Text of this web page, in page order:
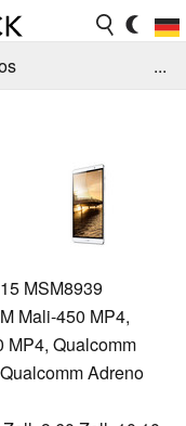
...
MSM8939
Mali-450 MP4,
MP4, Qualcomm
Adreno